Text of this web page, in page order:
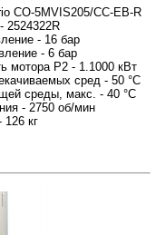
CO-5MVIS205/CC-EB-R
2524322R
- 16 бар
- 6 бар
мотора P2 - 1.1000 кВт
сред - 50 °C
среды, макс. - 40 °C
- 2750 об/мин
126 кг